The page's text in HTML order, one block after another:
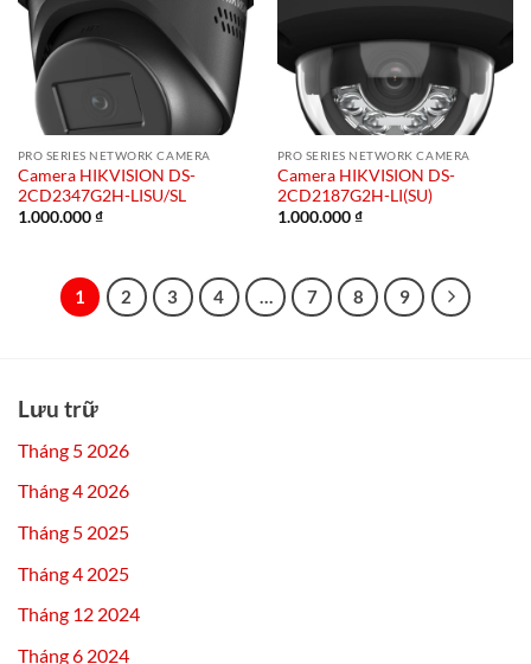
PRO SERIES NETWORK CAMERA
Camera HIKVISION DS-
2CD2347G2H-LISU/SL
1.000.000₫
PRO SERIES NETWORK CAMERA
Camera HIKVISION DS-
2CD2187G2H-LI(SU)
1.000.000₫
1 2 3 4 … 7 8 9
Lưu trữ
Tháng 5 2026
Tháng 4 2026
Tháng 5 2025
Tháng 4 2025
Tháng 12 2024
Tháng 6 2024